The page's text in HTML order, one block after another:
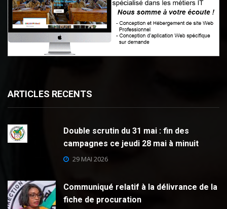
ARTICLES RECENTS
Double scrutin du 31 mai : fin des
campagnes ce jeudi 28 mai à minuit
29 MAI 2026
Communiqué relatif à la délivrance de la
fiche de procuration